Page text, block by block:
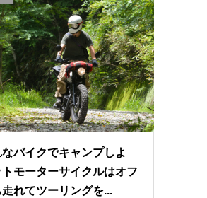
バイクでキャンプしよ
トモーターサイクルはオフ
走れてツーリングを...